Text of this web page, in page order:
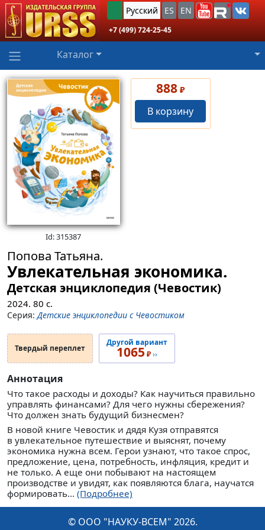
Русский ES EN
+7 (499) 724-25-45
Каталог
Id: 315387
888 ₽
В корзину
Попова Татьяна.
Увлекательная экономика.
Детская энциклопедия (Чевостик)
2024. 80 с.
Серия:Детские энциклопедии с Чевостиком
Твердый переплет
Другой вариант
1065 ₽››
Аннотация
Что такое расходы и доходы? Как научиться правильно
управлять финансами? Для чего нужны сбережения?
Что должен знать будущий бизнесмен?
В новой книге Чевостик и дядя Кузя отправятся
в увлекательное путешествие и выяснят, почему
экономика нужна всем. Герои узнают, что такое спрос,
предложение, цена, потребность, инфляция, кредит и
не только. А еще они побывают на настоящем
производстве и увидят, как появляются блага, научатся
формировать... (Подробнее)
© ООО "НАУКУ-ВСЕМ" 2026.